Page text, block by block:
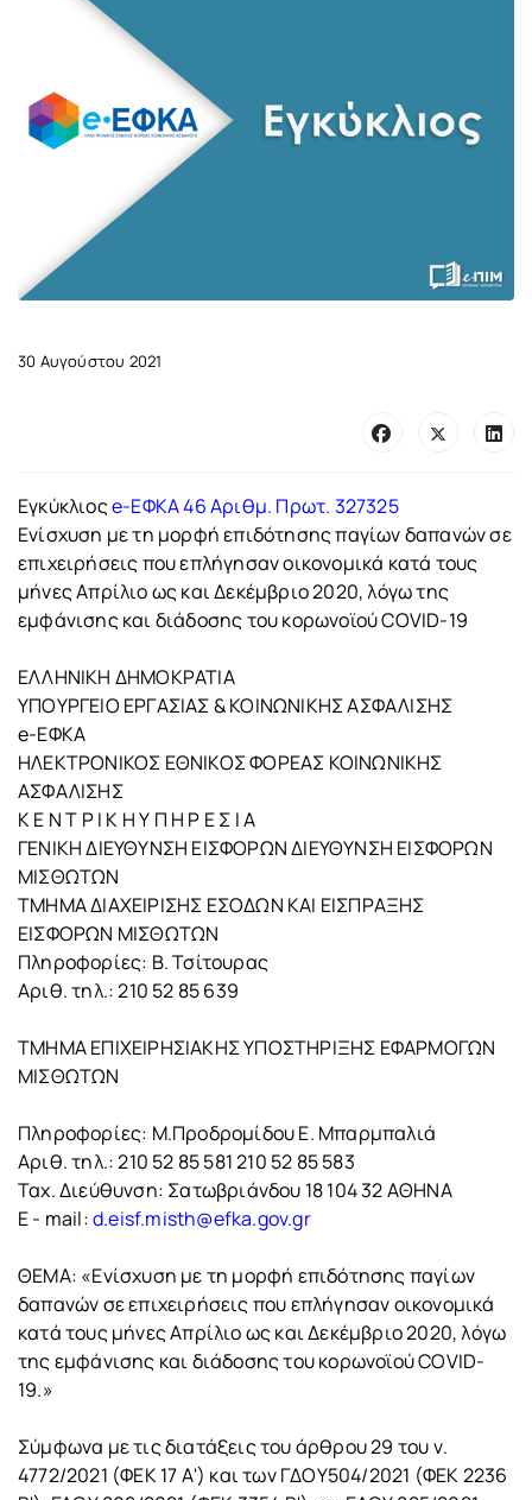
30 Αυγούστου 2021
Εγκύκλιοςe-ΕΦΚΑ 46Αριθμ. Πρωτ. 327325
Ενίσχυση με τη μορφή επιδότησης παγίων δαπανών σε
επιχειρήσεις που επλήγησαν οικονομικά κατά τους
μήνες Απρίλιο ως και Δεκέμβριο 2020, λόγω της
εμφάνισης και διάδοσης του κορωνοϊού COVID-19
ΕΛΛΗΝΙΚΗ ΔΗΜΟΚΡΑΤΙΑ
ΥΠΟΥΡΓΕΙΟ ΕΡΓΑΣΙΑΣ & ΚΟΙΝΩΝΙΚΗΣ ΑΣΦΑΛΙΣΗΣ
e-ΕΦΚΑ
ΗΛΕΚΤΡΟΝΙΚΟΣ ΕΘΝΙΚΟΣ ΦΟΡΕΑΣ ΚΟΙΝΩΝΙΚΗΣ
ΑΣΦΑΛΙΣΗΣ
Κ Ε Ν Τ Ρ Ι Κ Η Υ Π Η Ρ Ε Σ Ι Α
ΓΕΝΙΚΗ ΔΙΕΥΘΥΝΣΗ ΕΙΣΦΟΡΩΝ ΔΙΕΥΘΥΝΣΗ ΕΙΣΦΟΡΩΝ
ΜΙΣΘΩΤΩΝ
ΤΜΗΜΑ ΔΙΑΧΕΙΡΙΣΗΣ ΕΣΟΔΩΝ ΚΑΙ ΕΙΣΠΡΑΞΗΣ
ΕΙΣΦΟΡΩΝ ΜΙΣΘΩΤΩΝ
Πληροφορίες: Β. Τσίτουρας
Αριθ. τηλ.: 210 52 85 639
ΤΜΗΜΑ ΕΠΙΧΕΙΡΗΣΙΑΚΗΣ ΥΠΟΣΤΗΡΙΞΗΣ ΕΦΑΡΜΟΓΩΝ
ΜΙΣΘΩΤΩΝ
Πληροφορίες: Μ.Προδρομίδου Ε. Μπαρμπαλιά
Αριθ. τηλ.: 210 52 85 581 210 52 85 583
Ταχ. Διεύθυνση: Σατωβριάνδου 18 104 32 ΑΘΗΝΑ
E - mail:d.eisf.misth@efka.gov.gr
ΘΕΜΑ: «Ενίσχυση με τη μορφή επιδότησης παγίων
δαπανών σε επιχειρήσεις που επλήγησαν οικονομικά
κατά τους μήνες Απρίλιο ως και Δεκέμβριο 2020, λόγω
της εμφάνισης και διάδοσης του κορωνοϊού COVID-
19.»
Σύμφωνα με τις διατάξεις του άρθρου 29 του ν.
4772/2021 (ΦΕΚ 17 Α') και των ΓΔΟΥ504/2021 (ΦΕΚ 2236